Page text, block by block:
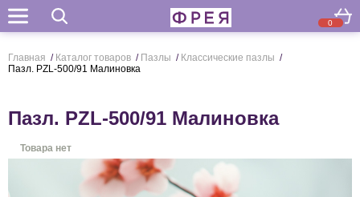
0
Поиск
Главная / Каталог товаров / Пазлы / Классические пазлы /
Пазл. PZL-500/91 Малиновка
Пазл. PZL-500/91 Малиновка
Товара нет